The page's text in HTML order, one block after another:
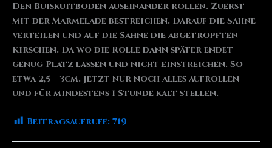
Den Buiskuitboden auseinander rollen. Zuerst
mit der Marmelade bestreichen. Darauf die Sahne
verteilen und auf die Sahne die abgetropften
Kirschen. Da wo die Rolle dann später endet
genug Platz lassen und nicht einstreichen. So
etwa 2,5 – 3cm. Jetzt nur noch alles aufrollen
und für mindestens 1 Stunde kalt stellen.
Beitragsaufrufe: 719